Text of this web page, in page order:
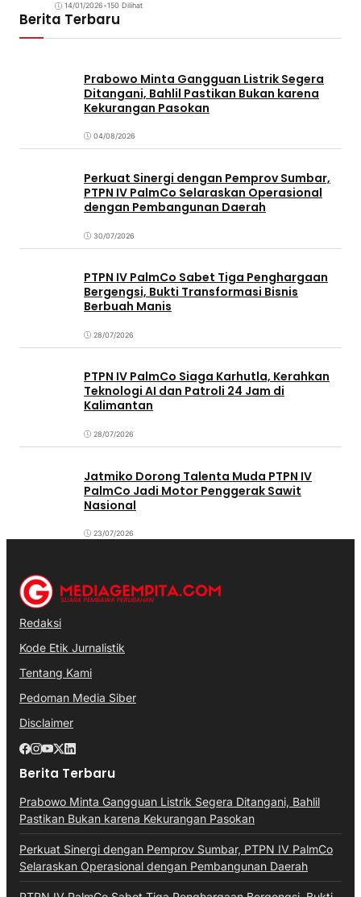
14/01/2026•150 Dilihat
Berita Terbaru
Prabowo Minta Gangguan Listrik Segera
Ditangani, Bahlil Pastikan Bukan karena
Kekurangan Pasokan
04/08/2026
Perkuat Sinergi dengan Pemprov Sumbar,
PTPN IV PalmCo Selaraskan Operasional
dengan Pembangunan Daerah
30/07/2026
PTPN IV PalmCo Sabet Tiga Penghargaan
Bergengsi, Bukti Transformasi Bisnis
Berbuah Manis
28/07/2026
PTPN IV PalmCo Siaga Karhutla, Kerahkan
Teknologi AI dan Patroli 24 Jam di
Kalimantan
28/07/2026
Jatmiko Dorong Talenta Muda PTPN IV
PalmCo Jadi Motor Penggerak Sawit
Nasional
23/07/2026
Redaksi
Kode Etik Jurnalistik
Tentang Kami
Pedoman Media Siber
Disclaimer
Berita Terbaru
Prabowo Minta Gangguan Listrik Segera Ditangani, Bahlil
Pastikan Bukan karena Kekurangan Pasokan
Perkuat Sinergi dengan Pemprov Sumbar, PTPN IV PalmCo
Selaraskan Operasional dengan Pembangunan Daerah